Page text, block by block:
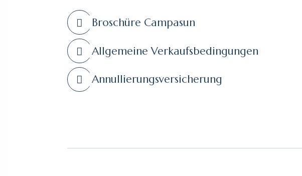
Broschüre Campasun
Allgemeine Verkaufsbedingungen
Annullierungsversicherung